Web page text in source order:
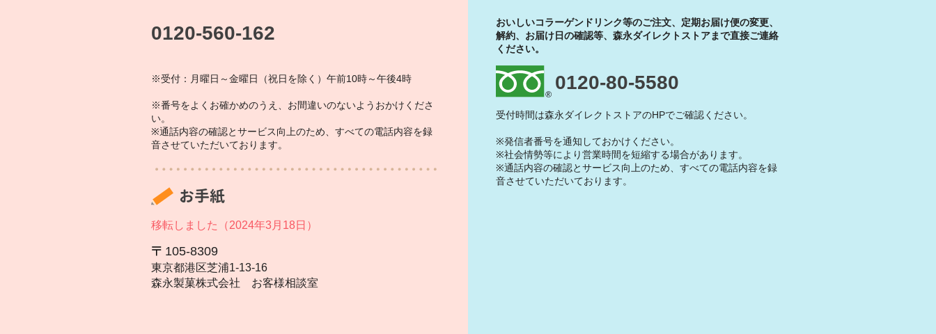
0120-560-162
※受付：月曜日～金曜日（祝日を除く）午前10時～午後4時
※番号をよくお確かめのうえ、お間違いのないようおかけくださ
い。
※通話内容の確認とサービス向上のため、すべての電話内容を録
音させていただいております。
お手紙
移転しました（2024年3月18日）
105‐8309
東京都港区芝浦1‐13‐16
森永製菓株式会社 お客様相談室
おいしいコラーゲンドリンク等のご注文、定期お届け便の変更、
解約、お届け日の確認等、森永ダイレクトストアまで直接ご連絡
ください。
0120-80-5580
受付時間は森永ダイレクトストアのHPでご確認ください。
※発信者番号を通知しておかけください。
※社会情勢等により営業時間を短縮する場合があります。
※通話内容の確認とサービス向上のため、すべての電話内容を録
音させていただいております。